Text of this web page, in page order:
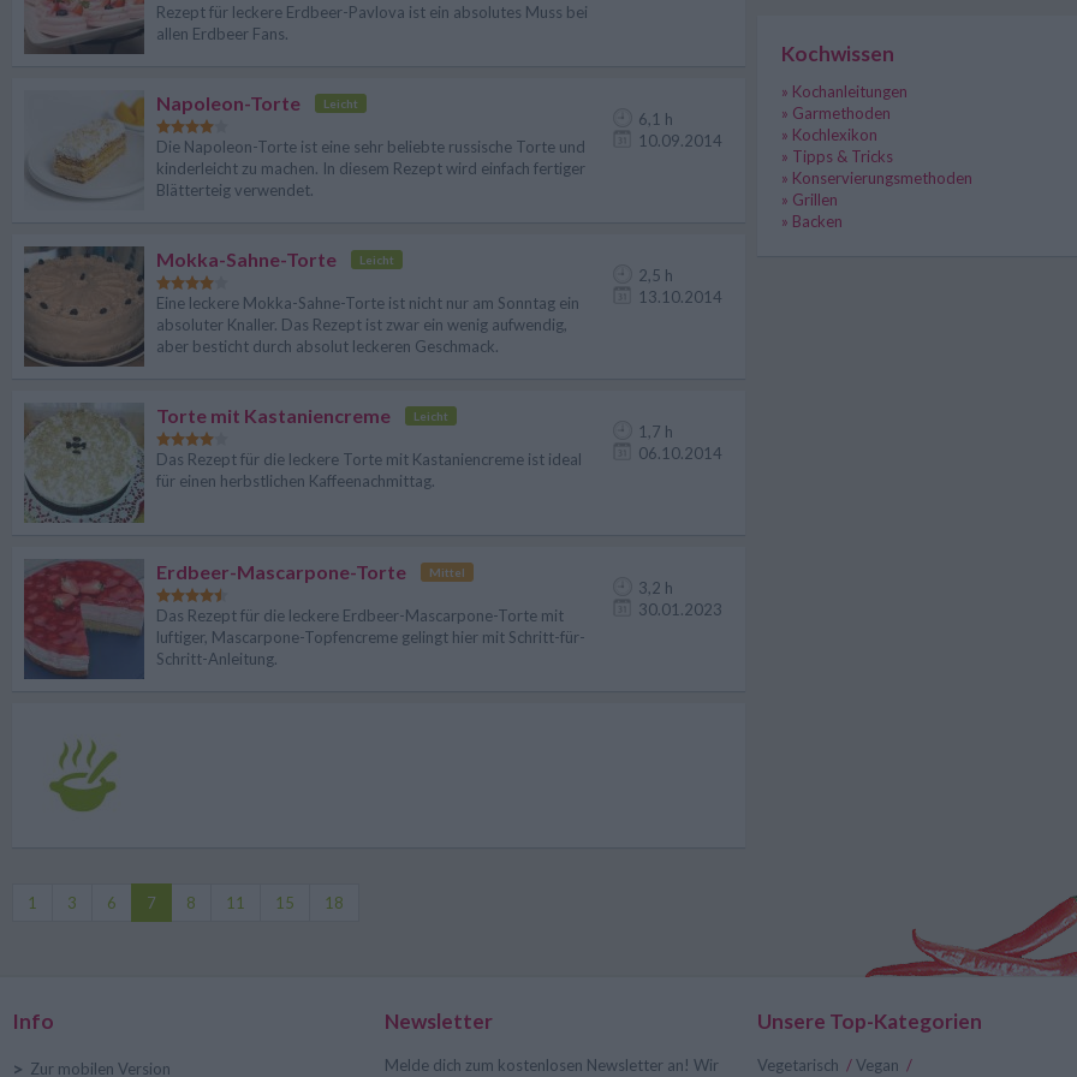
Rezept für leckere Erdbeer-Pavlova ist ein absolutes Muss bei
allen Erdbeer Fans.
Napoleon-Torte Leicht
Die Napoleon-Torte ist eine sehr beliebte russische Torte und
kinderleicht zu machen. In diesem Rezept wird einfach fertiger
Blätterteig verwendet.
6,1 h
10.09.2014
Mokka-Sahne-Torte Leicht
Eine leckere Mokka-Sahne-Torte ist nicht nur am Sonntag ein
absoluter Knaller. Das Rezept ist zwar ein wenig aufwendig,
aber besticht durch absolut leckeren Geschmack.
2,5 h
13.10.2014
Torte mit Kastaniencreme Leicht
Das Rezept für die leckere Torte mit Kastaniencreme ist ideal
für einen herbstlichen Kaffeenachmittag.
1,7 h
06.10.2014
Erdbeer-Mascarpone-Torte Mittel
Das Rezept für die leckere Erdbeer-Mascarpone-Torte mit
luftiger, Mascarpone-Topfencreme gelingt hier mit Schritt-für-
Schritt-Anleitung.
3,2 h
30.01.2023
1 3 6 7 8 11 15 18
Kochwissen
» Kochanleitungen
» Garmethoden
» Kochlexikon
» Tipps & Tricks
» Konservierungsmethoden
» Grillen
» Backen
Info
> Zur mobilen Version
Newsletter
Melde dich zum kostenlosen Newsletter an! Wir
Unsere Top-Kategorien
Vegetarisch /Vegan /